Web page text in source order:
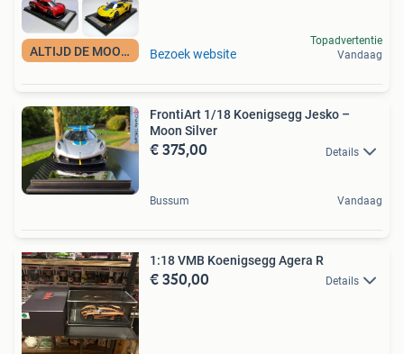
ALTIJD DE MOOISTE Bezoek website
Topadvertentie
Vandaag
FrontiArt 1/18 Koenigsegg Jesko –
Moon Silver
€ 375,00 Details
Bussum Vandaag
1:18 VMB Koenigsegg Agera R
€ 350,00 Details